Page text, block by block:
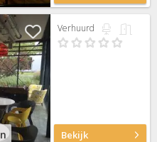
Verhuurd
Bekijk